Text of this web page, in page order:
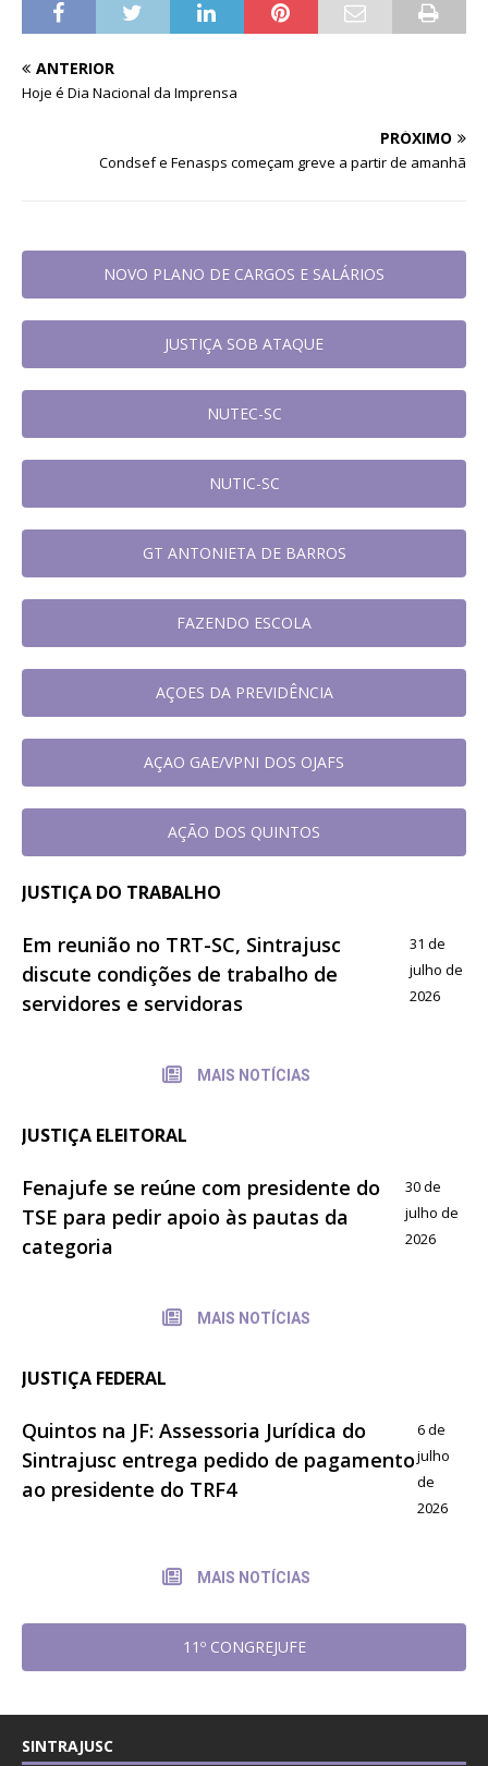
ANTERIOR
Hoje é Dia Nacional da Imprensa
PRÓXIMO
Condsef e Fenasps começam greve a partir de amanhã
NOVO PLANO DE CARGOS E SALÁRIOS
JUSTIÇA SOB ATAQUE
NUTEC-SC
NUTIC-SC
GT ANTONIETA DE BARROS
FAZENDO ESCOLA
AÇOES DA PREVIDÊNCIA
AÇAO GAE/VPNI DOS OJAFS
AÇÃO DOS QUINTOS
JUSTIÇA DO TRABALHO
Em reunião no TRT-SC, Sintrajusc
discute condições de trabalho de
servidores e servidoras
31 de
julho de
2026
MAIS NOTÍCIAS
JUSTIÇA ELEITORAL
Fenajufe se reúne com presidente do
TSE para pedir apoio às pautas da
categoria
30 de
julho de
2026
MAIS NOTÍCIAS
JUSTIÇA FEDERAL
Quintos na JF: Assessoria Jurídica do
Sintrajusc entrega pedido de pagamento
ao presidente do TRF4
6 de
julho
de
2026
MAIS NOTÍCIAS
11º CONGREJUFE
SINTRAJUSC